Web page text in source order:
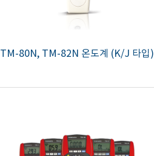
TM-80N, TM-82N 온도계 (K/J 타입)